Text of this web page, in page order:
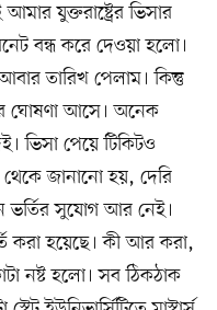
যুক্তরাষ্ট্রের ভিসার
বন্ধ করে দেওয়া হলো।
তারিখ পেলাম। কিন্তু
ঘোষণা আসে। অনেক
ভিসা পেয়ে টিকিটও
থেকে জানানো হয়, দেরি
ভর্তির সুযোগ আর নেই।
করা হয়েছে। কী আর করা,
নষ্ট হলো। সব ঠিকঠাক